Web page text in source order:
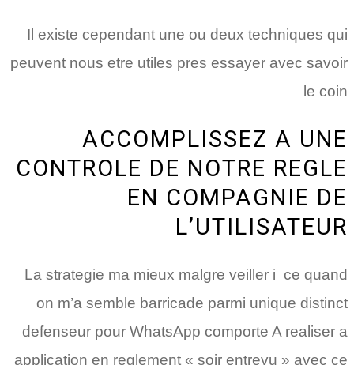
Il existe cependant une ou deux techniques qui
peuvent nous etre utiles pres essayer avec savoir
le coin
ACCOMPLISSEZ A UNE
CONTROLE DE NOTRE REGLE
EN COMPAGNIE DE
L’UTILISATEUR
La strategie ma mieux malgre veiller i ce quand
on m’a semble barricade parmi unique distinct
defenseur pour WhatsApp comporte A realiser a
application en reglement « soir entrevu » avec ce